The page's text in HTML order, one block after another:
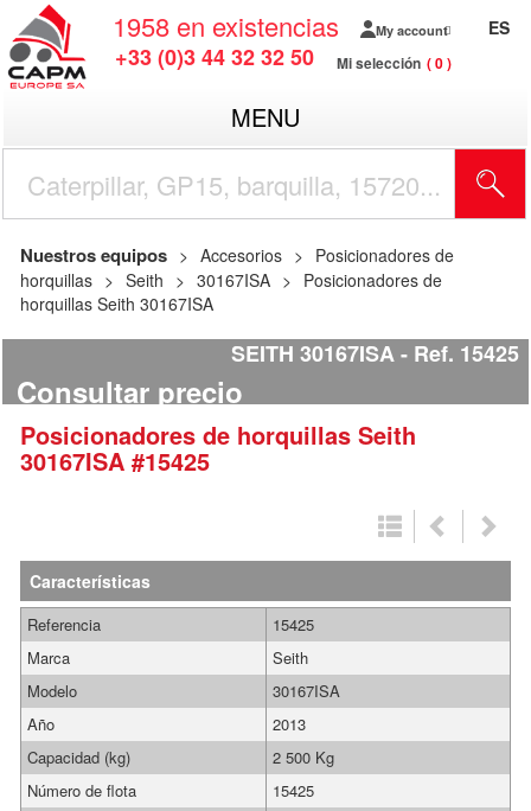
1958 en existencias
+33 (0)3 44 32 32 50
My account
Mi selección 0
ES
MENU
Nuestros equipos Accesorios
Posicionadores de
horquillas
Seith 30167ISA
Posicionadores de
horquillas Seith 30167ISA
SEITH 30167ISA Ref. 15425
Consultar precio
Posicionadores de horquillas Seith
30167ISA #15425
Características
Referencia
15425
Marca
Seith
Modelo
30167ISA
Año
2013
Capacidad (kg)
2 500 Kg
Número de flota
15425